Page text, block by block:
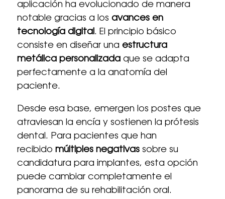
aplicación ha evolucionado de manera
notable gracias a los avances en
tecnología digital. El principio básico
consiste en diseñar una estructura
metálica personalizadaque se adapta
perfectamente a la anatomía del
paciente.
Desde esa base, emergen los postes que
atraviesan la encía y sostienen la prótesis
dental. Para pacientes que han
recibido múltiples negativassobre su
candidatura para implantes, esta opción
puede cambiar completamente el
panorama de su rehabilitación oral.